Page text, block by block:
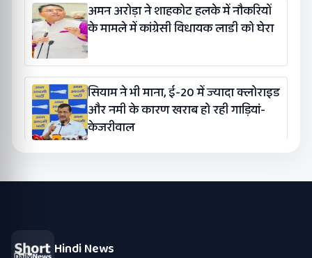
अमन अरोड़ा ने शाहकोट हलके में नौकरियों
के मामले में कांग्रेसी विधायक लाडी को घेरा
सियाम ने भी माना, ई-20 में ज्यादा क्लोराइड
और नमी के कारण खराब हो रही गाड़ियां-
केजरीवाल
Hindi News